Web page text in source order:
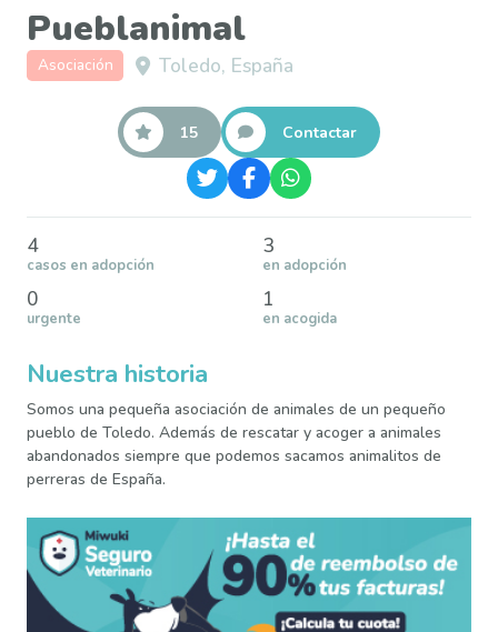
Pueblanimal
Asociación Toledo, España
15 Contactar
4
casos en adopción
3
en adopción
0
urgente
1
en acogida
Nuestra historia
Somos una pequeña asociación de animales de un pequeño
pueblo de Toledo. Además de rescatar y acoger a animales
abandonados siempre que podemos sacamos animalitos de
perreras de España.